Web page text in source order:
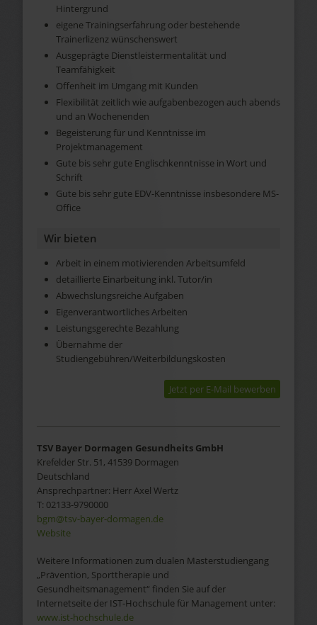
Hintergrund
eigene Trainingserfahrung oder bestehende
Trainerlizenz wünschenswert
Ausgeprägte Dienstleistermentalität und
Teamfähigkeit
Offenheit im Umgang mit Kunden
Flexibilität zeitlich wie aufgabenbezogen auch abends
und an Wochenenden
Begeisterung für und Kenntnisse im
Projektmanagement
Gute bis sehr gute Englischkenntnisse in Wort und
Schrift
Gute bis sehr gute EDV-Kenntnisse insbesondere MS-
Office
Wir bieten
Arbeit in einem motivierenden Arbeitsumfeld
detaillierte Einarbeitung inkl. Tutor/in
Abwechslungsreiche Aufgaben
Eigenverantwortliches Arbeiten
Leistungsgerechte Bezahlung
Übernahme der
Studiengebühren/Weiterbildungskosten
Jetzt per E-Mail bewerben
TSV Bayer Dormagen Gesundheits GmbH
Krefelder Str. 51, 41539 Dormagen
Deutschland
Ansprechpartner: Herr Axel Wertz
T: 02133-9790000
bgm@tsv-bayer-dormagen.de
Website
Weitere Informationen zum dualen Masterstudiengang
„Prävention, Sporttherapie und
Gesundheitsmanagement“ finden Sie auf der
Internetseite der IST-Hochschule für Management unter:
www.ist-hochschule.de